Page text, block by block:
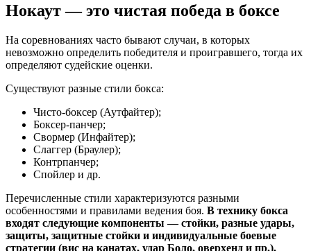
Нокаут — это чистая победа в боксе
На соревнованиях часто бывают случаи, в которых
невозможно определить победителя и проигравшего, тогда их
определяют судейские оценки.
Существуют разные стили бокса:
Чисто-боксер (Аутфайтер);
Боксер-панчер;
Свормер (Инфайтер);
Слаггер (Браулер);
Контрпанчер;
Спойлер и др.
Перечисленные стили характеризуются разными
особенностями и правилами ведения боя. В технику бокса
входят следующие компоненты — стойки, разные удары,
защиты, защитные стойки и индивидуальные боевые
стратегии (вис на канатах, удар Боло, оверхенд и пр.).